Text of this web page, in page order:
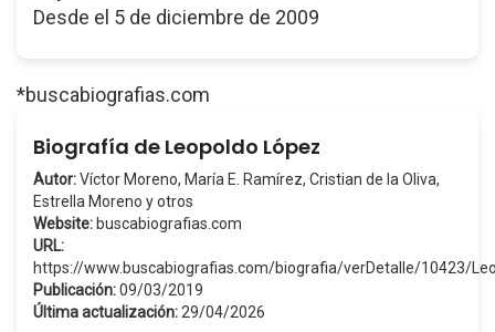
Desde el 5 de diciembre de 2009
*buscabiografias.com
Biografía de Leopoldo López
Autor:Víctor Moreno, María E. Ramírez, Cristian de la Oliva,
Estrella Moreno y otros
Website: buscabiografias.com
URL:
https://www.buscabiografias.com/biografia/verDetalle/10423/
Publicación:09/03/2019
Última actualización: 29/04/2026